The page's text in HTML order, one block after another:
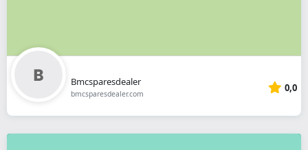
Bmcsparesdealer
bmcsparesdealer.com 0,0